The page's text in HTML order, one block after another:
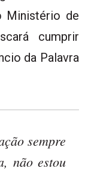
Ministério de
cumprir
da Palavra
sempre
não estou